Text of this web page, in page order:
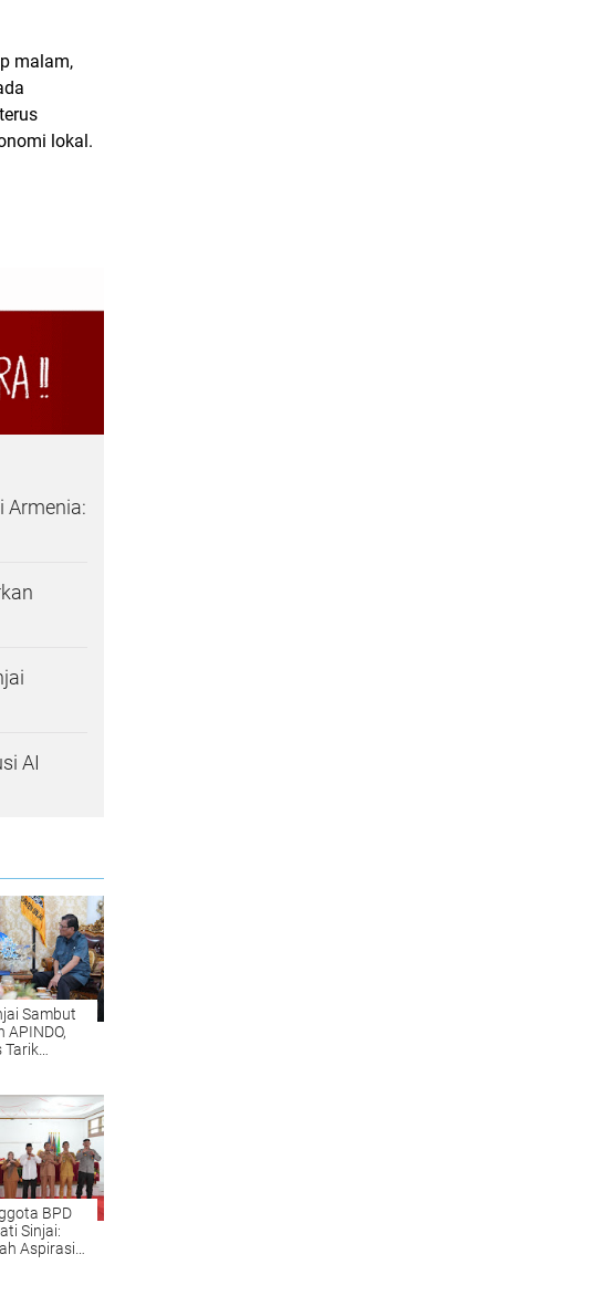
malam,
lokal.
Armenia:
AI
Sambut
APINDO,
Tarik
BPD
Sinjai:
Aspirasi